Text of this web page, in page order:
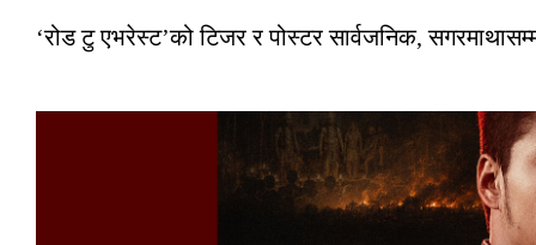
‘रोड टु एभरेस्ट’को टिजर र पोस्टर सार्वजनिक,